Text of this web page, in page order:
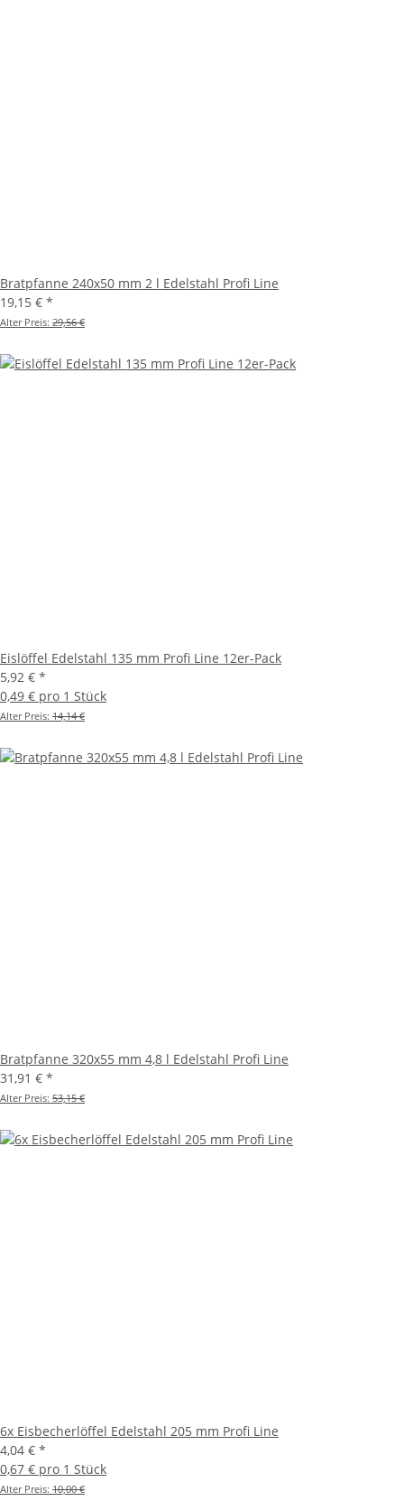
Bratpfanne 240x50 mm 2 l Edelstahl Profi Line
19,15 € *
Alter Preis: 29,56 €
Eislöffel Edelstahl 135 mm Profi Line 12er-Pack
5,92 € *
0,49 € pro 1 Stück
Alter Preis: 14,14 €
Bratpfanne 320x55 mm 4,8 l Edelstahl Profi Line
31,91 € *
Alter Preis: 53,15 €
6x Eisbecherlöffel Edelstahl 205 mm Profi Line
4,04 € *
0,67 € pro 1 Stück
Alter Preis: 10,00 €